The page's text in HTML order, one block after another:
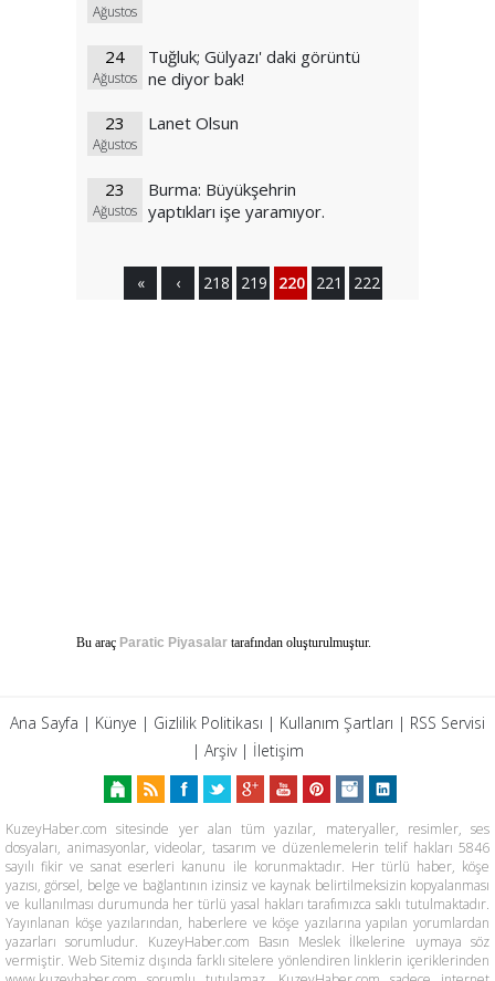
Ağustos
24
Ağustos
Tuğluk; Gülyazı' daki görüntü
ne diyor bak!
23
Ağustos
Lanet Olsun
23
Ağustos
Burma: Büyükşehrin
yaptıkları işe yaramıyor.
« ‹ 218 219 220 221 222
Bu araç Paratic Piyasalar tarafından oluşturulmuştur.
Ana Sayfa | Künye | Gizlilik Politikası | Kullanım Şartları | RSS Servisi
| Arşiv| İletişim
KuzeyHaber.com sitesinde yer alan tüm yazılar, materyaller, resimler, ses
dosyaları, animasyonlar, videolar, tasarım ve düzenlemelerin telif hakları 5846
sayılı fikir ve sanat eserleri kanunu ile korunmaktadır. Her türlü haber, köşe
yazısı, görsel, belge ve bağlantının izinsiz ve kaynak belirtilmeksizin kopyalanması
ve kullanılması durumunda her türlü yasal hakları tarafımızca saklı tutulmaktadır.
Yayınlanan köşe yazılarından, haberlere ve köşe yazılarına yapılan yorumlardan
yazarları sorumludur. KuzeyHaber.com Basın Meslek İlkelerine uymaya söz
vermiştir. Web Sitemiz dışında farklı sitelere yönlendiren linklerin içeriklerinden